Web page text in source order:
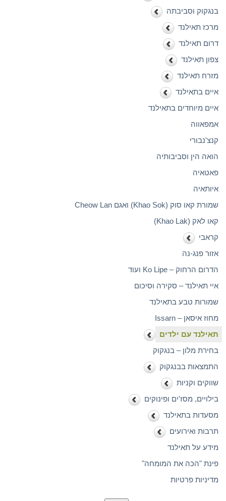
בנגקוק וסביבתה
מרכז תאילנד
דרום תאילנד
צפון תאילנד
מזרח תאילנד
איים בתאילנד
איים מיוחדים בתאילנד
אמפאווה
קנצ'נבורי
הואה הין וסביבותיה
פאטאיה
איותאיה
שמורת קאו סוק (Khao Sok) ואגם Cheow Lan
קאו לאק (Khao Lak)
קראבי
אזור פנג-נה
הדרום הרחוק – Ko Lipe ועוד
איי תאילנד – סקירה וסיכום
שמורות טבע בתאילנד
מחוז איסאן – Issarn
תאילנד עם ילדים
בחירת מלון – בנגקוק
התמצאות בבנגקוק
שווקים וקניות
בילויים, מסז'ים ופינוקים
מסעדות בתאילנד
תרבות ואירועים
מידע על תאילנד
פינת "הכה את המומחה"
מדיניות פרטיות